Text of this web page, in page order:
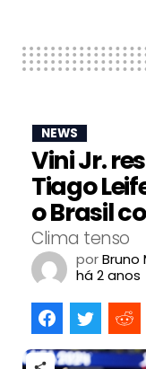
NEWS
Vini Jr.
Tiago
o Brasil
Clima tenso
porBruno
há 2 anos